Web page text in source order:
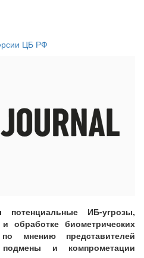
ЦБ РФ
ИБ-угрозы,
обработке биометрических
мнению представителей
и компрометации